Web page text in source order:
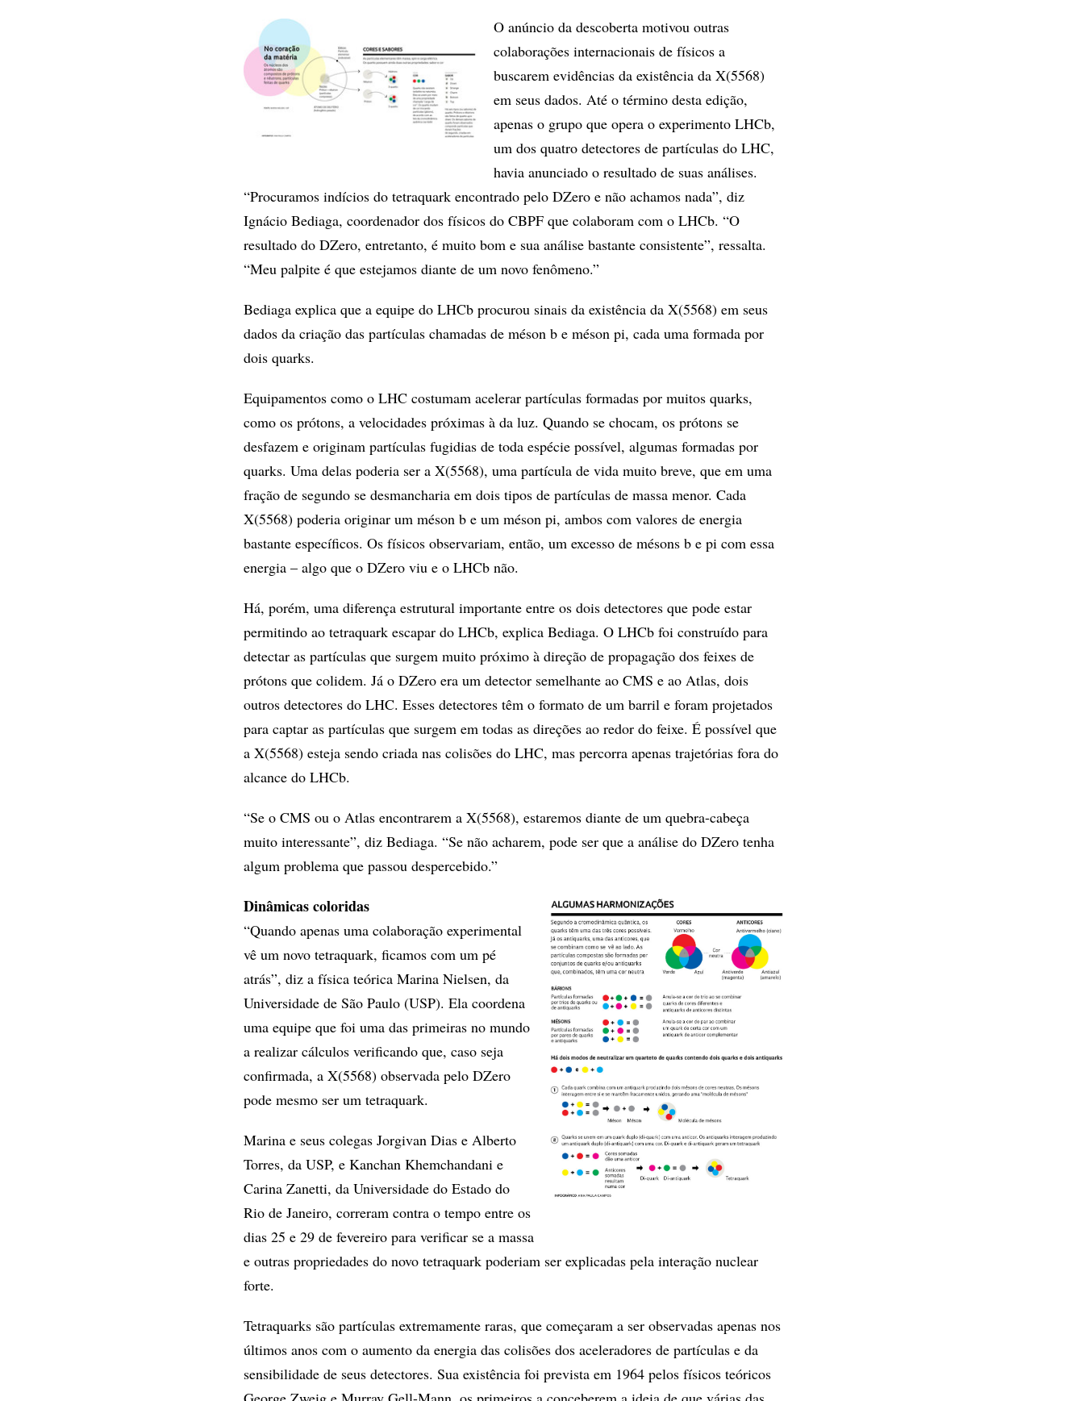
O anúncio da descoberta motivou outras
colaborações internacionais de físicos a
buscarem evidências da existência da X(5568)
em seus dados. Até o término desta edição,
apenas o grupo que opera o experimento LHCb,
um dos quatro detectores de partículas do LHC,
havia anunciado o resultado de suas análises.
“Procuramos indícios do tetraquark encontrado pelo DZero e não achamos nada”, diz
Ignácio Bediaga, coordenador dos físicos do CBPF que colaboram com o LHCb. “O
resultado do DZero, entretanto, é muito bom e sua análise bastante consistente”, ressalta.
“Meu palpite é que estejamos diante de um novo fenômeno.”
Bediaga explica que a equipe do LHCb procurou sinais da existência da X(5568) em seus
dados da criação das partículas chamadas de méson b e méson pi, cada uma formada por
dois quarks.
Equipamentos como o LHC costumam acelerar partículas formadas por muitos quarks,
como os prótons, a velocidades próximas à da luz. Quando se chocam, os prótons se
desfazem e originam partículas fugidias de toda espécie possível, algumas formadas por
quarks. Uma delas poderia ser a X(5568), uma partícula de vida muito breve, que em uma
fração de segundo se desmancharia em dois tipos de partículas de massa menor. Cada
X(5568) poderia originar um méson b e um méson pi, ambos com valores de energia
bastante específicos. Os físicos observariam, então, um excesso de mésons b e pi com essa
energia – algo que o DZero viu e o LHCb não.
Há, porém, uma diferença estrutural importante entre os dois detectores que pode estar
permitindo ao tetraquark escapar do LHCb, explica Bediaga. O LHCb foi construído para
detectar as partículas que surgem muito próximo à direção de propagação dos feixes de
prótons que colidem. Já o DZero era um detector semelhante ao CMS e ao Atlas, dois
outros detectores do LHC. Esses detectores têm o formato de um barril e foram projetados
para captar as partículas que surgem em todas as direções ao redor do feixe. É possível que
a X(5568) esteja sendo criada nas colisões do LHC, mas percorra apenas trajetórias fora do
alcance do LHCb.
“Se o CMS ou o Atlas encontrarem a X(5568), estaremos diante de um quebra-cabeça
muito interessante”, diz Bediaga. “Se não acharem, pode ser que a análise do DZero tenha
algum problema que passou despercebido.”
Dinâmicas coloridas
“Quando apenas uma colaboração experimental
vê um novo tetraquark, ficamos com um pé
atrás”, diz a física teórica Marina Nielsen, da
Universidade de São Paulo (USP). Ela coordena
uma equipe que foi uma das primeiras no mundo
a realizar cálculos verificando que, caso seja
confirmada, a X(5568) observada pelo DZero
pode mesmo ser um tetraquark.
Marina e seus colegas Jorgivan Dias e Alberto
Torres, da USP, e Kanchan Khemchandani e
Carina Zanetti, da Universidade do Estado do
Rio de Janeiro, correram contra o tempo entre os
dias 25 e 29 de fevereiro para verificar se a massa
e outras propriedades do novo tetraquark poderiam ser explicadas pela interação nuclear
forte.
Tetraquarks são partículas extremamente raras, que começaram a ser observadas apenas nos
últimos anos com o aumento da energia das colisões dos aceleradores de partículas e da
sensibilidade de seus detectores. Sua existência foi prevista em 1964 pelos físicos teóricos